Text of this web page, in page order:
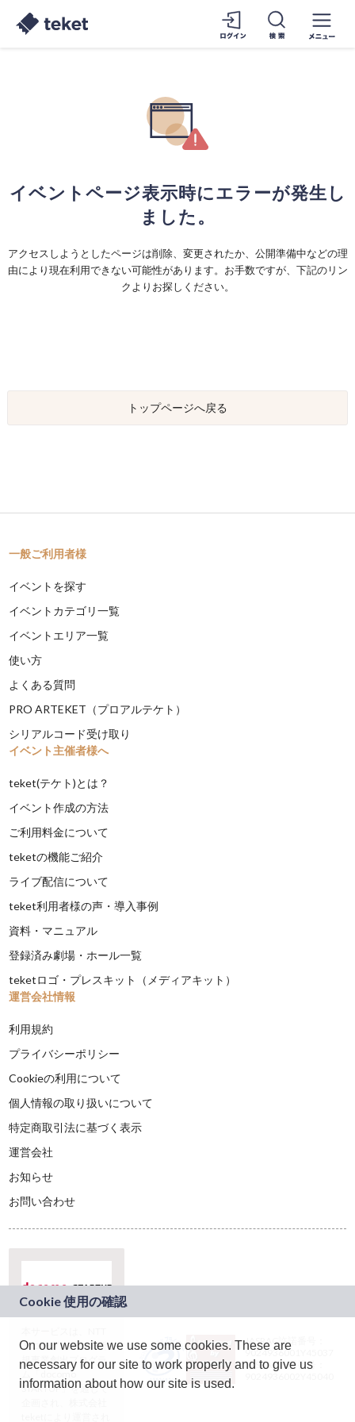
イベントページ表示時にエラーが発生し
ました。
アクセスしようとしたページは削除、変更されたか、公開準備中などの理
由により現在利用できない可能性があります。お手数ですが、下記のリン
クよりお探しください。
トップページへ戻る
一般ご利用者様
イベントを探す
イベントカテゴリ一覧
イベントエリア一覧
使い方
よくある質問
PRO ARTEKET（プロアルテケト）
シリアルコード受け取り
イベント主催者様へ
teket(テケト)とは？
イベント作成の方法
ご利用料金について
teketの機能ご紹介
ライブ配信について
teket利用者様の声・導入事例
資料・マニュアル
登録済み劇場・ホール一覧
teketロゴ・プレスキット（メディアキット）
運営会社情報
利用規約
プライバシーポリシー
Cookieの利用について
個人情報の取り扱いについて
特定商取引法に基づく表示
運営会社
お知らせ
お問い合わせ
ドコモグループの新
規事業創出プログラ
ム「docomo
STARTUP」を通じて
JASRAC許諾番号：
9024936001Y45037
JASRAC許諾番号：
On our website we use some cookies. These are
necessary for our site to work properly and to give us
information about how our site is used.